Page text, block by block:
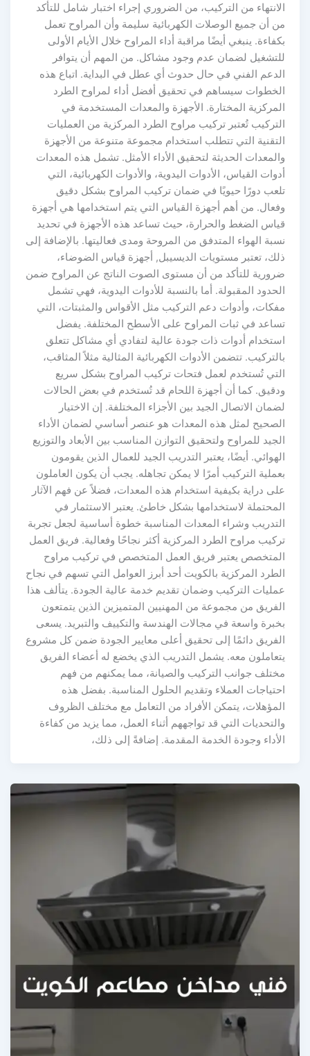
من التركيب، من الضروري إجراء اختبار شامل للتأكد
أن جميع الوصلات الكهربائية سليمة وأن المراوح تعمل
ينبغي أيضًا مراقبة أداء المراوح خلال الأيام الأولى
لضمان عدم وجود مشاكل. من المهم أن يتوافر
الفني في حال حدوث أي عطل في البداية. اتباع هذه
سيساهم في تحقيق أفضل أداء لمراوح الطرد
المختارة. الأجهزة والمعدات المستخدمة في
تُعتبر تركيب مراوح الطرد المركزية من العمليات
التي تتطلب استخدام مجموعة متنوعة من الأجهزة
الحديثة لتحقيق الأداء الأمثل. تشمل هذه المعدات
القياس، الأدوات اليدوية، والأدوات الكهربائية، التي
دورًا حيويًا في ضمان تركيب المراوح بشكل دقيق
من أهم أجهزة القياس التي يتم استخدامها هي أجهزة
الضغط والحرارة، حيث تساعد هذه الأجهزة في تحديد
الهواء المتدفق من المروحة ومدى فعاليتها. بالإضافة إلى
تعتبر مستويات الديسيبل, أجهزة قياس الضوضاء،
للتأكد من أن مستوى الصوت الناتج عن المراوح ضمن
المقبولة. أما بالنسبة للأدوات اليدوية، فهي تشمل
وأدوات دعم التركيب مثل الأقواس والمثبتات، التي
في ثبات المراوح على الأسطح المختلفة. يفضل
أدوات ذات جودة عالية لتفادي أي مشاكل تتعلق
تتضمن الأدوات الكهربائية المثالية مثلاً المثاقب،
تُستخدم لعمل فتحات تركيب المراوح بشكل سريع
كما أن أجهزة اللحام قد تُستخدم في بعض الحالات
الاتصال الجيد بين الأجزاء المختلفة. إن الاختيار
لمثل هذه المعدات هو عنصر أساسي لضمان الأداء
للمراوح ولتحقيق التوازن المناسب بين الأبعاد والتوزيع
أيضًا، يعتبر التدريب الجيد للعمال الذين يقومون
التركيب أمرًا لا يمكن تجاهله. يجب أن يكون العاملون
دراية بكيفية استخدام هذه المعدات، فضلاً عن فهم الآثار
لاستخدامها بشكل خاطئ. يعتبر الاستثمار في
وشراء المعدات المناسبة خطوة أساسية لجعل تجربة
مراوح الطرد المركزية أكثر نجاحًا وفعالية. فريق العمل
يعتبر فريق العمل المتخصص في تركيب مراوح
المركزية بالكويت أحد أبرز العوامل التي تسهم في نجاح
التركيب وضمان تقديم خدمة عالية الجودة. يتألف هذا
من مجموعة من المهنيين المتميزين الذين يتمتعون
واسعة في مجالات الهندسة والتكييف والتبريد. يسعى
دائمًا إلى تحقيق أعلى معايير الجودة ضمن كل مشروع
معه. يشمل التدريب الذي يخضع له أعضاء الفريق
جوانب التركيب والصيانة، مما يمكنهم من فهم
العملاء وتقديم الحلول المناسبة. بفضل هذه
يتمكن الأفراد من التعامل مع مختلف الظروف
التي قد تواجههم أثناء العمل، مما يزيد من كفاءة
وجودة الخدمة المقدمة. إضافةً إلى ذلك،